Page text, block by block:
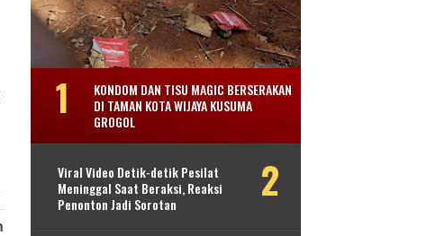
KONDOM DAN TISU MAGIC BERSERAKAN
DI TAMAN KOTA WIJAYA KUSUMA
GROGOL
Viral Video Detik-detik Pesilat
Meninggal Saat Beraksi, Reaksi
Penonton Jadi Sorotan